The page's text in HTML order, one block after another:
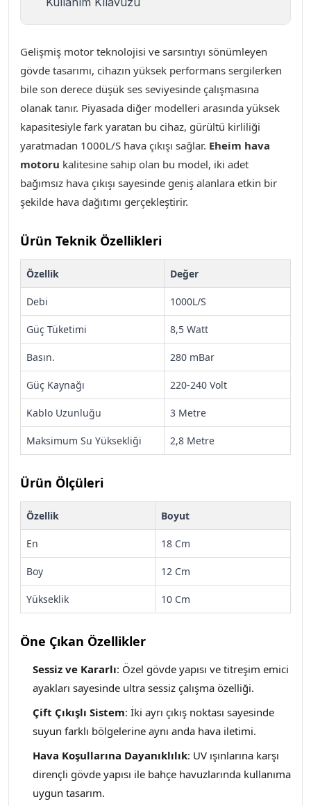
Gelişmiş motor teknolojisi ve sarsıntıyı sönümleyen
gövde tasarımı, cihazın yüksek performans sergilerken
bile son derece düşük ses seviyesinde çalışmasına
olanak tanır. Piyasada diğer modelleri arasında yüksek
kapasitesiyle fark yaratan bu cihaz, gürültü kirliliği
yaratmadan 1000L/S hava çıkışı sağlar. Eheim hava
motoru kalitesine sahip olan bu model, iki adet
bağımsız hava çıkışı sayesinde geniş alanlara etkin bir
şekilde hava dağıtımı gerçekleştirir.
Ürün Teknik Özellikleri
Özellik Değer
Debi 1000L/S
Güç Tüketimi 8,5 Watt
Basın. 280 mBar
Güç Kaynağı 220-240 Volt
Kablo Uzunluğu 3 Metre
Maksimum Su Yüksekliği 2,8 Metre
Ürün Ölçüleri
Özellik Boyut
En 18 Cm
Boy 12 Cm
Yükseklik 10 Cm
Öne Çıkan Özellikler
Sessiz ve Kararlı: Özel gövde yapısı ve titreşim emici
ayakları sayesinde ultra sessiz çalışma özelliği.
Çift Çıkışlı Sistem: İki ayrı çıkış noktası sayesinde
suyun farklı bölgelerine aynı anda hava iletimi.
Hava Koşullarına Dayanıklılık: UV ışınlarına karşı
dirençli gövde yapısı ile bahçe havuzlarında kullanıma
uygun tasarım.